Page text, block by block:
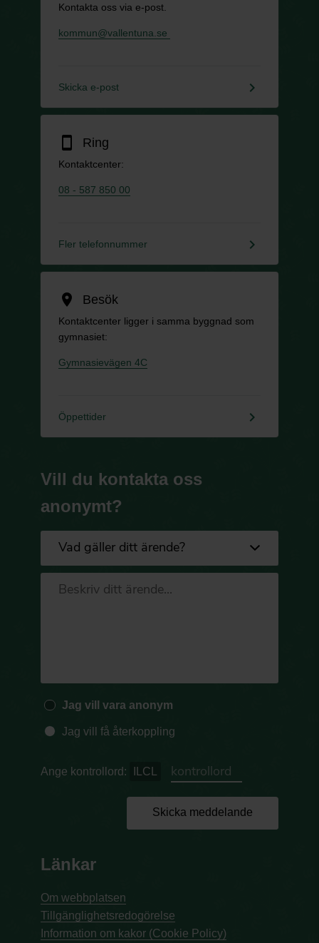
Kontakta oss via e-post.
kommun@vallentuna.se
Skicka e-post keyboard_arrow_right
smartphone Ring
Kontaktcenter:
08 - 587 850 00
Fler telefonnummer keyboard_arrow_right
location_on Besök
Kontaktcenter ligger i samma byggnad som
gymnasiet:
Gymnasievägen 4C
Öppettider keyboard_arrow_right
Vill du kontakta oss
anonymt?
Jag vill vara anonym
Jag vill få återkoppling
Ange kontrollord: ILCL
Skicka meddelande
Länkar
Om webbplatsen
Tillgänglighetsredogörelse
Information om kakor (Cookie Policy)